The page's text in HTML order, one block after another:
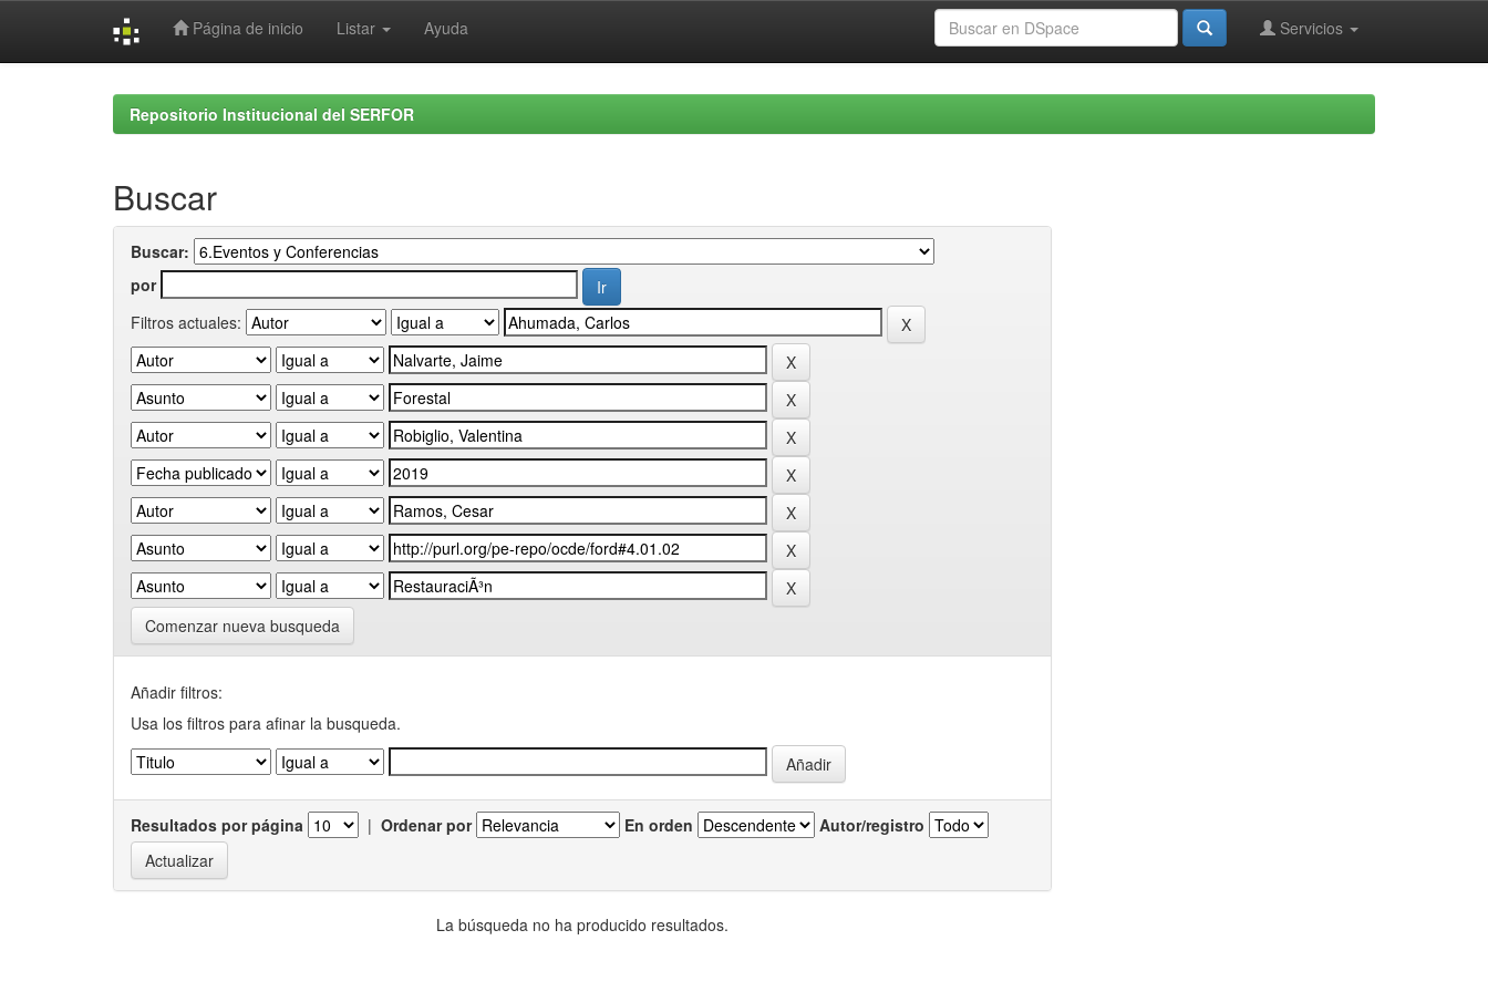
Página de inicio Listar Ayuda Servicios
Repositorio Institucional del SERFOR
Buscar
Buscar:
por
Filtros actuales:
Comenzar nueva busqueda
Añadir filtros:
Usa los filtros para afinar la busqueda.
Resultados por página | Ordenar por En orden Autor/registro
La búsqueda no ha producido resultados.